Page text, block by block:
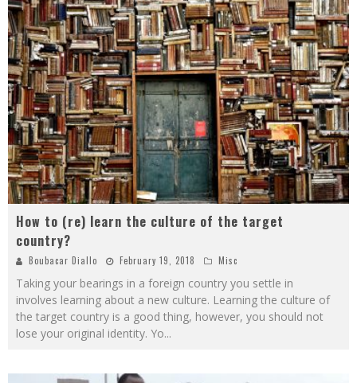
How to (re) learn the culture of the target
country?
Boubacar Diallo February 19, 2018 Misc
Taking your bearings in a foreign country you settle in
involves learning about a new culture. Learning the culture of
the target country is a good thing, however, you should not
lose your original identity. Yo...